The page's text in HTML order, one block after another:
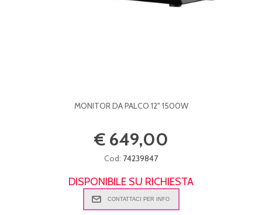
MONITOR DA PALCO 12" 1500W
€ 649,00
Cod: 74239847
DISPONIBILE SU RICHIESTA